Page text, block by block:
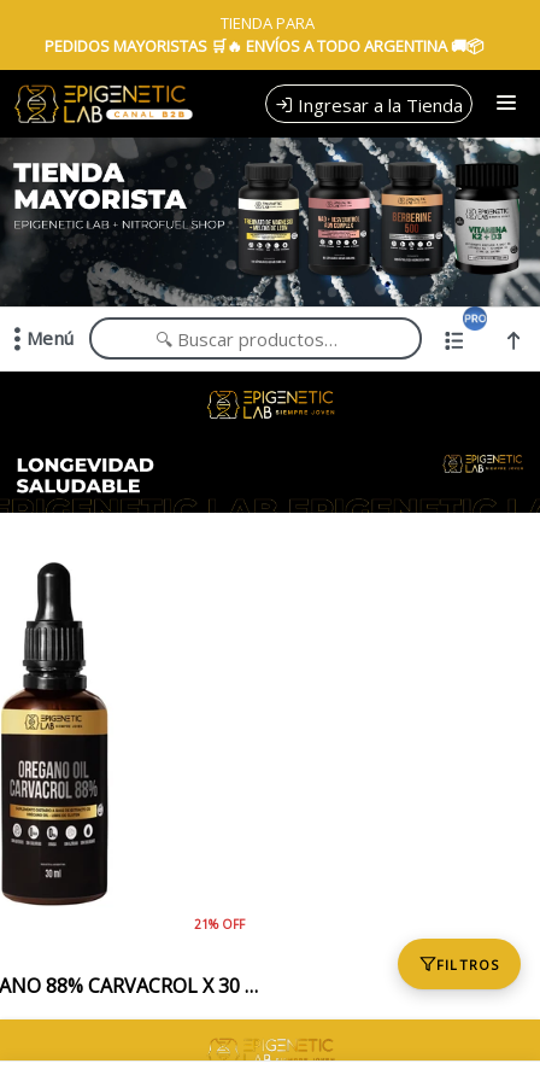
TIENDA PARA
PEDIDOS MAYORISTAS 🛒🔥 ENVÍOS A TODO ARGENTINA 🚚📦
Ingresar a la Tienda
CÓMO COMPRAR
QUIÉNES SOMOS
TIENDA MINORISTA
CONTACTO
Menú
FILTROS
21% OFF
ACEITE DE OREGANO 88% CARVACROL X 30 ML